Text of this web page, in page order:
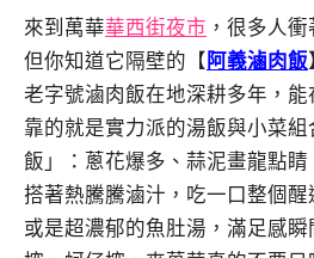
來到萬華華西街夜市 ，很多人
但你知道它隔壁的【阿義滷肉飯
老字號滷肉飯在地深耕多年，能
靠的就是實力派的湯飯與小菜
飯」：蔥花爆多、蒜泥畫龍點睛
搭著熱騰騰滷汁，吃一口整個
或是超濃郁的魚肚湯，滿足感